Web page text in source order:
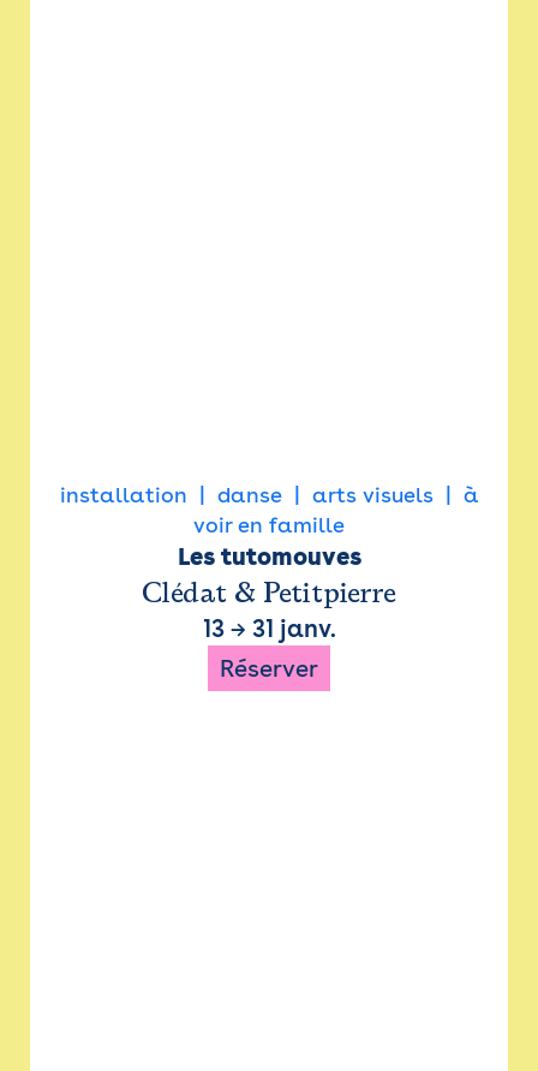
installation danse arts visuels
à
voir en famille
Les tutomouves
Clédat & Petitpierre
13→ 31 janv.
Réserver